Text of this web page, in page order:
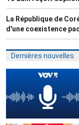
La République de
d'une coexistence
Dernières nouvelles